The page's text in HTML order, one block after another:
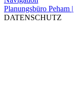
Planungsbüro Peham
DATENSCHUTZ